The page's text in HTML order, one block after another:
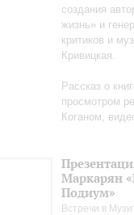
создания
жизнь» и
критиков и
Кривицкая.
Рассказ о
просмотром
Коганом,
Маркарян
Подиум»
Встречи в